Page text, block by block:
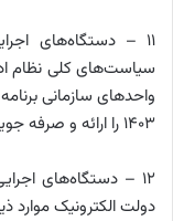
۱۱ – دستگاه‌های
سیاست‌های کلی نظام
۱۴۰۳ را ارائه و صرفه جویی حاصله را در تدوین بودجه لحاظ نمایند.
۱۲ – دستگاه‌های
دولت الکترونیک موارد